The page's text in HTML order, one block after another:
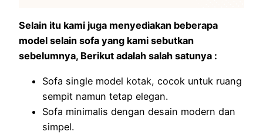
Selain itu kami juga menyediakan beberapa
model selain sofa yang kami sebutkan
sebelumnya, Berikut adalah salah satunya :
Sofa single model kotak, cocok untuk ruang
sempit namun tetap elegan.
Sofa minimalis dengan desain modern dan
simpel.